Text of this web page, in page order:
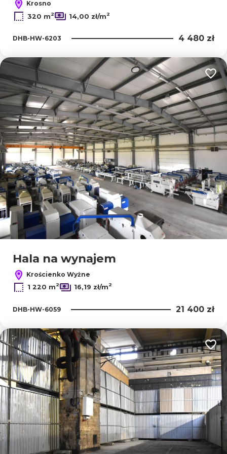
Krosno
320 m2 14,00 zł/m2
DHB-HW-6203 4 480 zł
Hala na wynajem
Krościenko Wyżne
1 220 m2 16,19 zł/m2
DHB-HW-6059 21 400 zł